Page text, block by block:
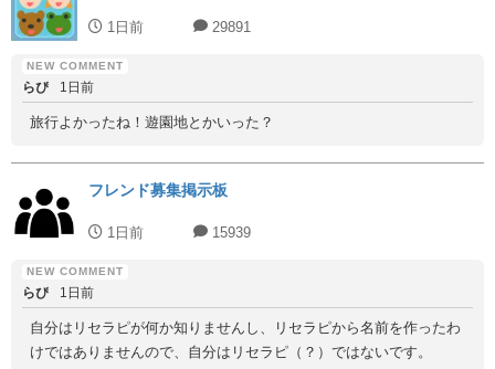
1日前 29891
らぴ 1日前
旅行よかったね！遊園地とかいった？
フレンド募集掲示板
1日前 15939
らぴ 1日前
自分はリセラピが何か知りませんし、リセラピから名前を作ったわ
けではありませんので、自分はリセラピ（？）ではないです。